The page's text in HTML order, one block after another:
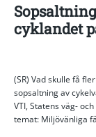
cyklandet
(SR) Vad skulle få
sopsaltning av
VTI, Statens väg-
temat: Miljövänliga